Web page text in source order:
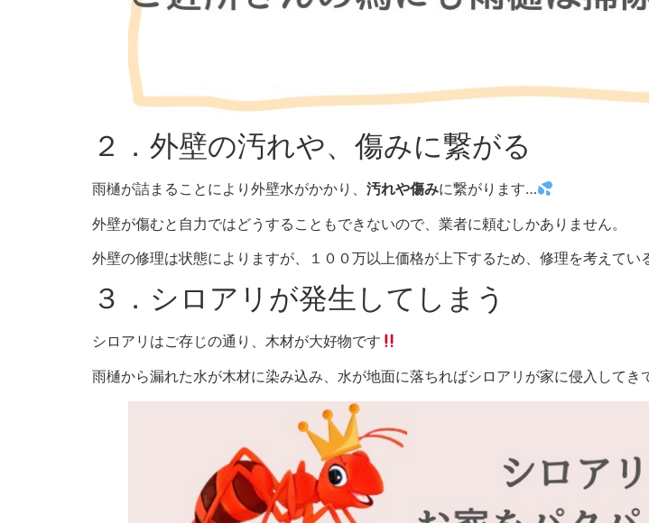
２．外壁の汚れや、傷みに繋がる
雨樋が詰まることにより外壁水がかかり、 汚れや傷みに繋がります…
外壁が傷むと自力ではどうすることもできないので、業者に頼むしかありません。
外壁の修理は状態によりますが、１００万以上価格が上下するため、修理を考えてい
３．シロアリが発生してしまう
シロアリはご存じの通り、木材が大好物です
雨樋から漏れた水が木材に染み込み、水が地面に落ちればシロアリが家に侵入してき